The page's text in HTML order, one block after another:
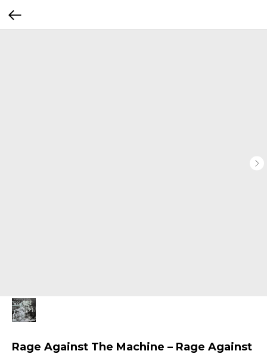
Rage Against The Machine – Rage Against